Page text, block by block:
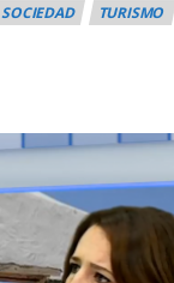
SOCIEDAD TURISMO